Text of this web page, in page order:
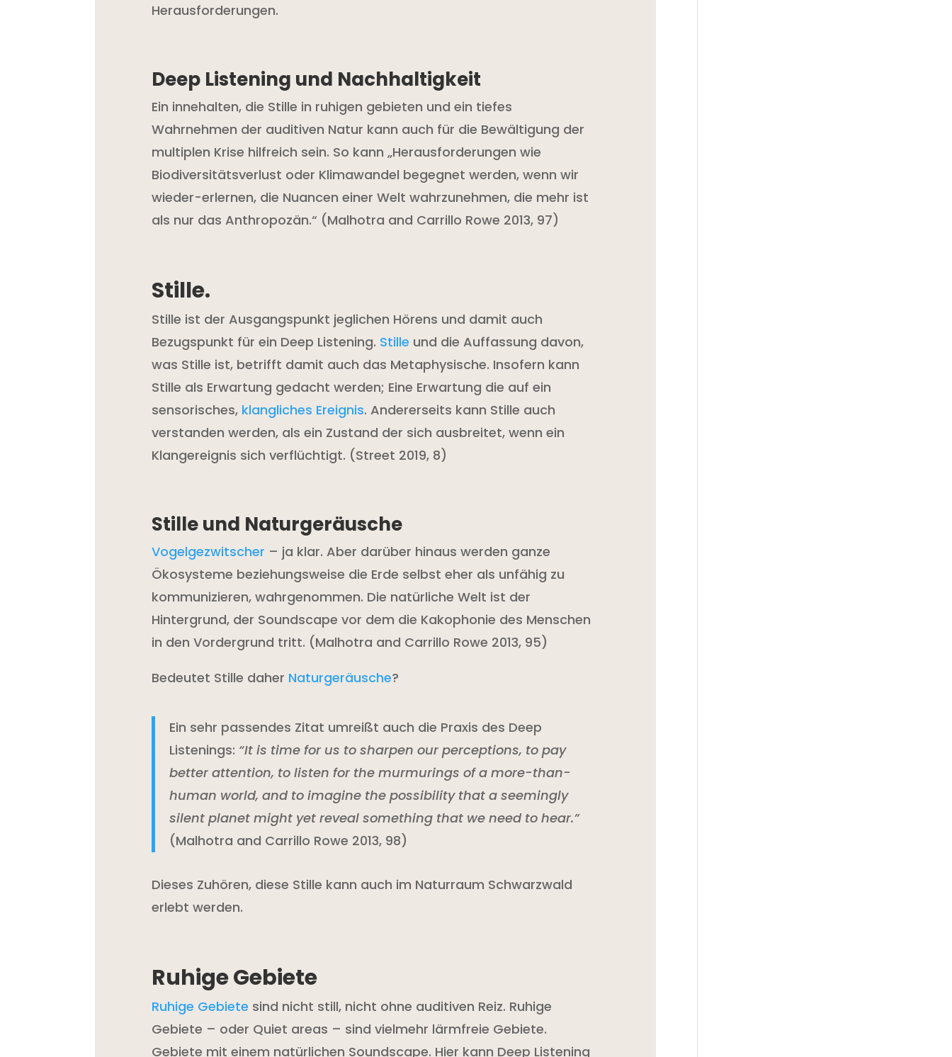
Herausforderungen.
Deep Listening und Nachhaltigkeit
Ein innehalten, die Stille in ruhigen gebieten und ein tiefes
Wahrnehmen der auditiven Natur kann auch für die Bewältigung der
multiplen Krise hilfreich sein. So kann „Herausforderungen wie
Biodiversitätsverlust oder Klimawandel begegnet werden, wenn wir
wieder-erlernen, die Nuancen einer Welt wahrzunehmen, die mehr ist
als nur das Anthropozän.“ (Malhotra and Carrillo Rowe 2013, 97)
Stille.
Stille ist der Ausgangspunkt jeglichen Hörens und damit auch
Bezugspunkt für ein Deep Listening. Stille und die Auffassung davon,
was Stille ist, betrifft damit auch das Metaphysische. Insofern kann
Stille als Erwartung gedacht werden; Eine Erwartung die auf ein
sensorisches, klangliches Ereignis. Andererseits kann Stille auch
verstanden werden, als ein Zustand der sich ausbreitet, wenn ein
Klangereignis sich verflüchtigt. (Street 2019, 8)
Stille und Naturgeräusche
Vogelgezwitscher – ja klar. Aber darüber hinaus werden ganze
Ökosysteme beziehungsweise die Erde selbst eher als unfähig zu
kommunizieren, wahrgenommen. Die natürliche Welt ist der
Hintergrund, der Soundscape vor dem die Kakophonie des Menschen
in den Vordergrund tritt. (Malhotra and Carrillo Rowe 2013, 95)
Bedeutet Stille daher Naturgeräusche?
Ein sehr passendes Zitat umreißt auch die Praxis des Deep
Listenings: “It is time for us to sharpen our perceptions, to pay
better attention, to listen for the murmurings of a more-than-
human world, and to imagine the possibility that a seemingly
silent planet might yet reveal something that we need to hear.”
(Malhotra and Carrillo Rowe 2013, 98)
Dieses Zuhören, diese Stille kann auch im Naturraum Schwarzwald
erlebt werden.
Ruhige Gebiete
Ruhige Gebiete sind nicht still, nicht ohne auditiven Reiz. Ruhige
Gebiete – oder Quiet areas – sind vielmehr lärmfreie Gebiete.
Gebiete mit einem natürlichen Soundscape. Hier kann Deep Listening